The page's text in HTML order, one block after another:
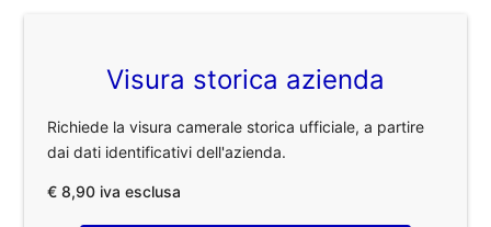
Visura storica azienda
Richiede la visura camerale storica ufficiale, a partire
dai dati identificativi dell'azienda.
€ 8,90 iva esclusa